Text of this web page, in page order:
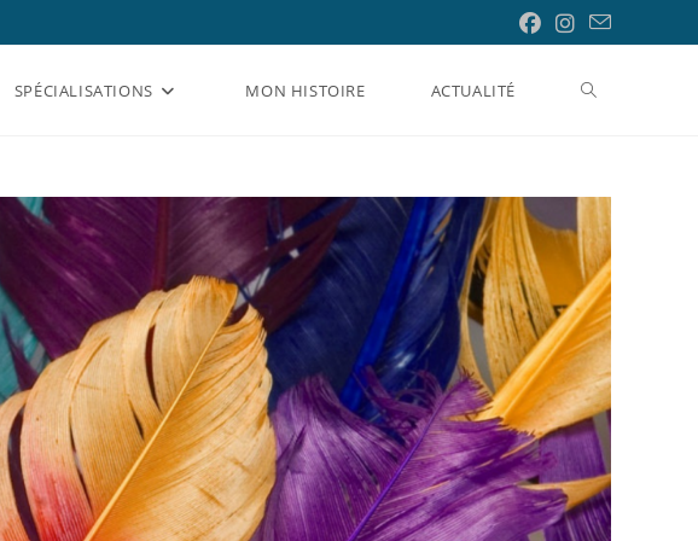
SPÉCIALISATIONS MON HISTOIRE ACTUALITÉ Toggle
search